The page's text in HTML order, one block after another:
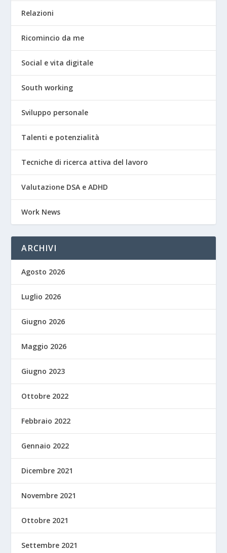
Relazioni
Ricomincio da me
Social e vita digitale
South working
Sviluppo personale
Talenti e potenzialità
Tecniche di ricerca attiva del lavoro
Valutazione DSA e ADHD
Work News
ARCHIVI
Agosto 2026
Luglio 2026
Giugno 2026
Maggio 2026
Giugno 2023
Ottobre 2022
Febbraio 2022
Gennaio 2022
Dicembre 2021
Novembre 2021
Ottobre 2021
Settembre 2021